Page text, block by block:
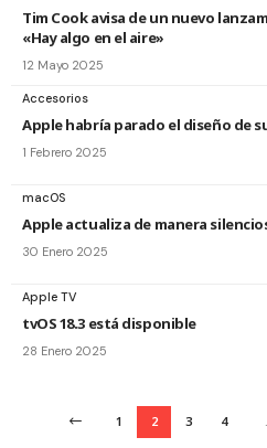
Tim Cook avisa de un nuevo
«Hay algo en el aire»
12 Mayo 2025
Accesorios
Apple habría parado el diseño de
1 Febrero 2025
macOS
Apple actualiza de manera
30 Enero 2025
Apple TV
tvOS 18.3 está disponible
28 Enero 2025
1 2 3 4